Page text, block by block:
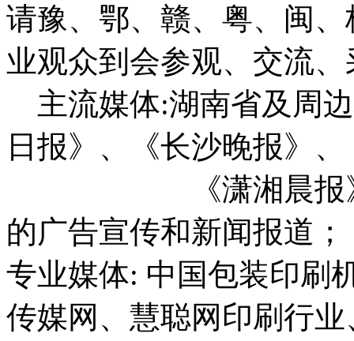
请豫、鄂、赣、粤、闽
业观众到会参观、交流
主流媒体:湖南省及周
日报》、《长沙晚报》
《潇湘晨报》及
的广告宣传和新闻报道；
专业媒体: 中国包装印刷
传媒网、慧聪网印刷行